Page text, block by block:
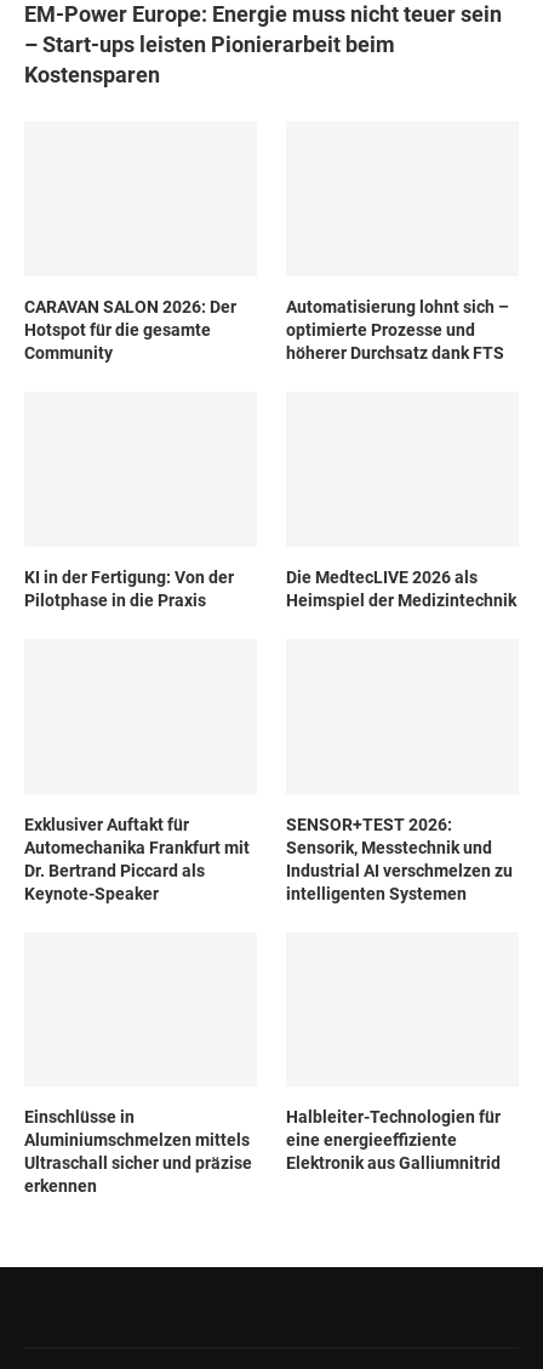
EM-Power Europe: Energie muss nicht teuer sein
– Start-ups leisten Pionierarbeit beim
Kostensparen
CARAVAN SALON 2026: Der
Hotspot für die gesamte
Community
Automatisierung lohnt sich –
optimierte Prozesse und
höherer Durchsatz dank FTS
KI in der Fertigung: Von der
Pilotphase in die Praxis
Die MedtecLIVE 2026 als
Heimspiel der Medizintechnik
Exklusiver Auftakt für
Automechanika Frankfurt mit
Dr. Bertrand Piccard als
Keynote-Speaker
SENSOR+TEST 2026:
Sensorik, Messtechnik und
Industrial AI verschmelzen zu
intelligenten Systemen
Einschlüsse in
Aluminiumschmelzen mittels
Ultraschall sicher und präzise
erkennen
Halbleiter-Technologien für
eine energieeffiziente
Elektronik aus Galliumnitrid